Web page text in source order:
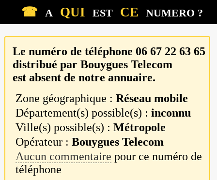
☎ A QUI EST CE NUMERO ?
Le numéro de téléphone 06 67 22 63 65
distribué par Bouygues Telecom
est absent de notre annuaire.
Zone géographique :Réseau mobile
Département(s) possible(s) :inconnu
Ville(s) possible(s) :Métropole
Opérateur :Bouygues Telecom
Aucun commentaire pour ce numéro de
téléphone